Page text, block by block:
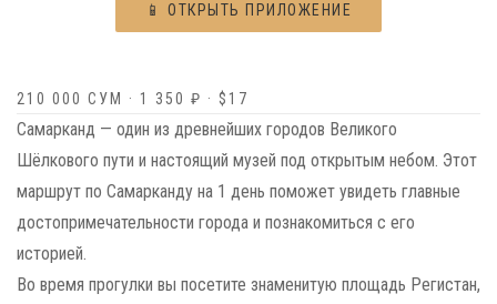
📱 ОТКРЫТЬ ПРИЛОЖЕНИЕ
210 000 СУМ · 1 350 ₽ · $17
Самарканд — один из древнейших городов Великого
Шёлкового пути и настоящий музей под открытым небом. Этот
маршрут по Самарканду на 1 день поможет увидеть главные
достопримечательности города и познакомиться с его
историей.
Во время прогулки вы посетите знаменитую площадь Регистан,